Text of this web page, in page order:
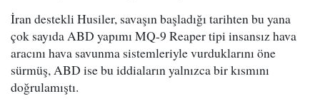
İran destekli Husiler, savaşın başladığı tarihten bu yana
çok sayıda ABD yapımı MQ-9 Reaper tipi insansız hava
aracını hava savunma sistemleriyle vurduklarını öne
sürmüş, ABD ise bu iddiaların yalnızca bir kısmını
doğrulamıştı.